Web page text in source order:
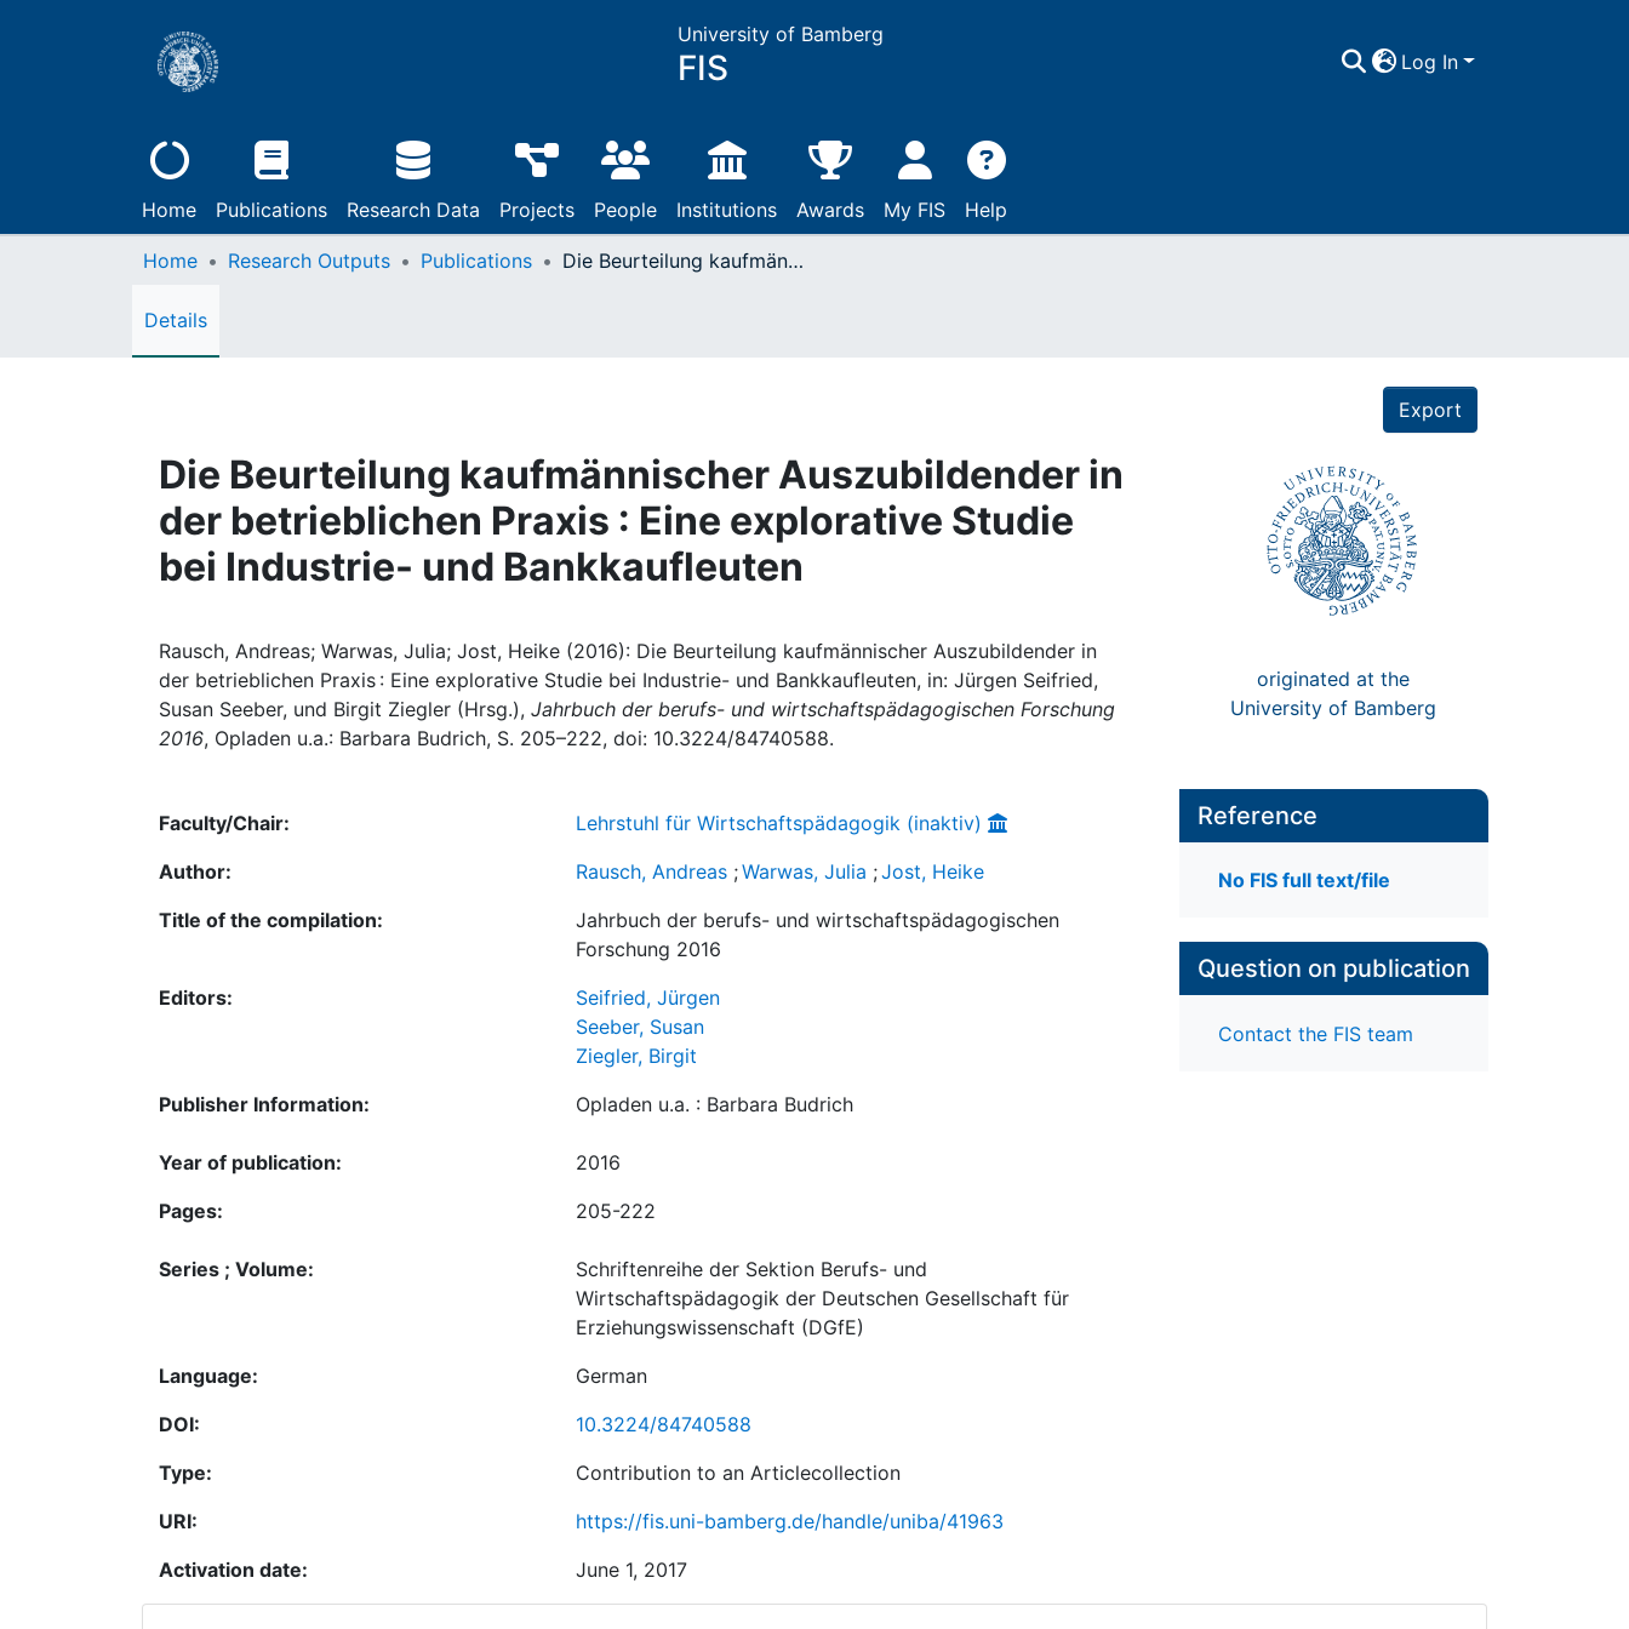
University of Bamberg
FIS Log In
Home Publications Research Data Projects People Institutions Awards My FIS Help
Home Research Outputs Publications Die Beurteilung kaufmännischer Auszubildender in der betrieblichen Praxis : Eine explorative Studie bei Industrie- und Bankkaufleuten
Details
Export
Die Beurteilung kaufmännischer Auszubildender in
der betrieblichen Praxis : Eine explorative Studie
bei Industrie- und Bankkaufleuten
Rausch, Andreas; Warwas, Julia; Jost, Heike (2016): Die Beurteilung kaufmännischer Auszubildender in
der betrieblichen Praxis : Eine explorative Studie bei Industrie- und Bankkaufleuten, in: Jürgen Seifried,
Susan Seeber, und Birgit Ziegler (Hrsg.), Jahrbuch der berufs- und wirtschaftspädagogischen Forschung
2016, Opladen u.a.: Barbara Budrich, S. 205–222, doi: 10.3224/84740588.
originated at the
University of Bamberg
Faculty/Chair:
Lehrstuhl für Wirtschaftspädagogik (inaktiv)
Author:
Rausch, Andreas ;Warwas, Julia ;Jost, Heike
Title of the compilation:
Jahrbuch der berufs- und wirtschaftspädagogischen
Forschung 2016
Editors:
Seifried, Jürgen
Seeber, Susan
Ziegler, Birgit
Publisher Information:
Opladen u.a. : Barbara Budrich
Year of publication:
2016
Pages:
205-222
Series ; Volume:
Schriftenreihe der Sektion Berufs- und
Wirtschaftspädagogik der Deutschen Gesellschaft für
Erziehungswissenschaft (DGfE)
Language:
German
DOI:
10.3224/84740588
Type:
Contribution to an Articlecollection
URI:
https://fis.uni-bamberg.de/handle/uniba/41963
Activation date:
June 1, 2017
Reference
No FIS full text/file
Question on publication
Contact the FIS team